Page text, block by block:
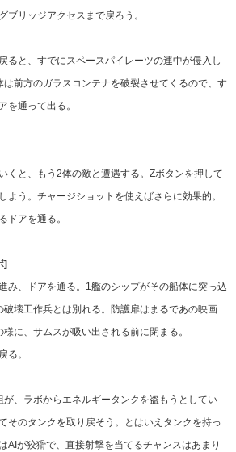
ブリッジアクセスまで戻ろう。
ると、すでにスペースパイレーツの連中が侵入し
前方のガラスコンテナを破裂させてくるので、す
を通って出る。
くと、もう2体の敵と遭遇する。Zボタンを押して
よう。チャージショットを使えばさらに効果的。
ドアを通る。
]
み、ドアを通る。1艦のシップがその船体に突っ込
壊工作兵とは別れる。防護扉はまるであの映画
様に、サムスが吸い出される前に閉まる。
る。
、ラボからエネルギータンクを盗もうとしてい
そのタンクを取り戻そう。とはいえタンクを持っ
AIが狡猾で、直接射撃を当てるチャンスはあまり